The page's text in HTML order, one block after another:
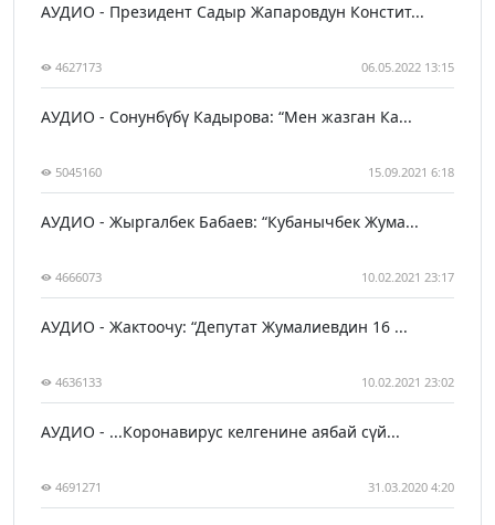
АУДИО - Президент Садыр Жапаровдун Констит...
4627173 06.05.2022 13:15
АУДИО - Сонунбүбү Кадырова: “Мен жазган Ка...
5045160 15.09.2021 6:18
АУДИО - Жыргалбек Бабаев: “Кубанычбек Жума...
4666073 10.02.2021 23:17
АУДИО - Жактоочу: “Депутат Жумалиевдин 16 ...
4636133 10.02.2021 23:02
АУДИО - ...Коронавирус келгенине аябай сүй...
4691271 31.03.2020 4:20